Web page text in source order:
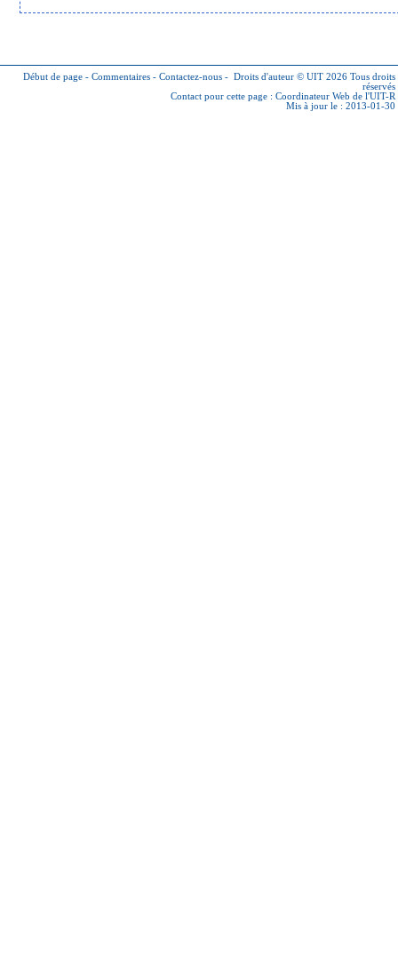
Début de page - Commentaires - Contactez-nous - Droits d'auteur © UIT 2026 Tous droits
réservés
Contact pour cette page : Coordinateur Web de l'UIT-R
Mis à jour le : 2013-01-30